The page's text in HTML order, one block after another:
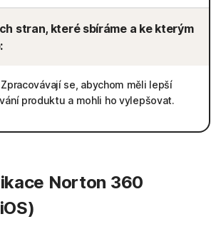
stran, které sbíráme a ke kterým
se, abychom měli lepší
produktu a mohli ho vylepšovat.
Norton 360